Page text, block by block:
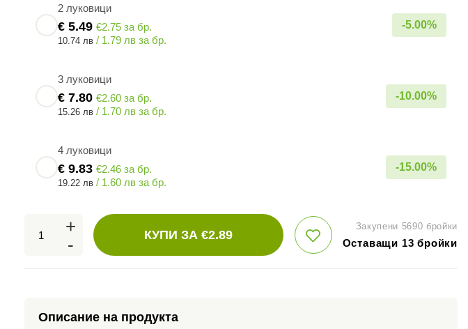
2 луковици
€ 5.49 €2.75 за бр.
10.74 лв / 1.79 лв за бр.
-5.00%
3 луковици
€ 7.80 €2.60 за бр.
15.26 лв / 1.70 лв за бр.
-10.00%
4 луковици
€ 9.83 €2.46 за бр.
19.22 лв / 1.60 лв за бр.
-15.00%
+
-
КУПИ ЗА €2.89
Закупени 5690 бройки
Оставащи 13 бройки
Описание на продукта